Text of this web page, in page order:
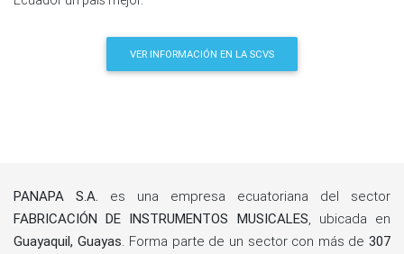
VER INFORMACIÓN EN LA SCVS
PANAPA S.A. es una empresa ecuatoriana del sector
FABRICACIÓN DE INSTRUMENTOS MUSICALES, ubicada en
Guayaquil, Guayas. Forma parte de un sector con más de307